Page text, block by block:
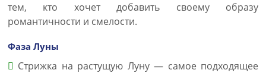
тем, кто хочет добавить своему образу
романтичности и смелости.
Фаза Луны
Стрижка на растущую Луну — самое подходящее